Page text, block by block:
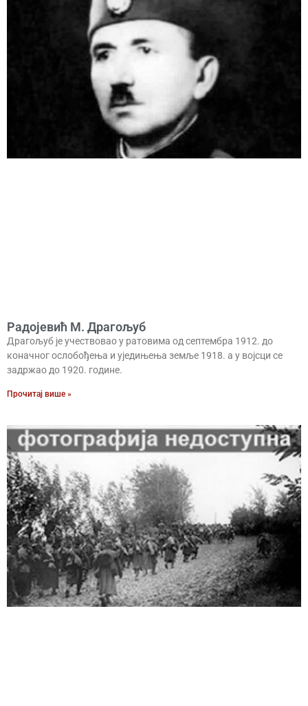
Радојевић М. Драгољуб
Драгољуб је учествовао у ратовима од септембра 1912. до
коначног ослобођења и уједињења земље 1918. а у војсци се
задржао до 1920. године.
Прочитај више »